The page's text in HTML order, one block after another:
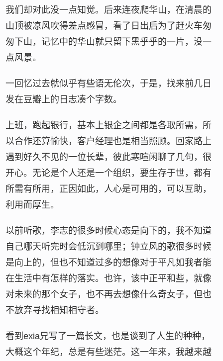
我们却对此没一点知觉。后来连夜爬华山，在清晨的
山顶被凉风吹得差点感冒，看了日出后为了赶火车匆
匆下山，记忆中的华山就只留下黑乎乎的一片，没一
点风景。
一回忆过去就似乎有些语无伦次，于是，找来前几日
发在豆瓣上的日志凑个字数。
上班，跑起银行，基本上银企之间都是各取所需，所
以合作还算愉快，客户经理也是相当照顾。回家路上
遇到好久不见的一位长辈，彼此寒喧闲聊了几句，很
开心。无论是个人还是一个组织，要生存于世，都有
所需有所用，正因如此，人心是可用的，可以互助，
利用而厚生。
以前听歌，李志的很多时候心态是向下的，我不知道
自己哪天听完时会低沉到哪里；钟立风的歌很多时候
是向上的，但也不知道过多的想像对于平凡如我者能
在生活中有怎样的落实。也许，该中正平和些，就像
对未来的那个女子，也不再去想像什么奇女子，但也
不放弃寻找相知相守者。
看到exia兄写了一篇长文，也是谈到了人生的种种，
大概这个年纪，总是有些迷茫。这一年来，我越来越